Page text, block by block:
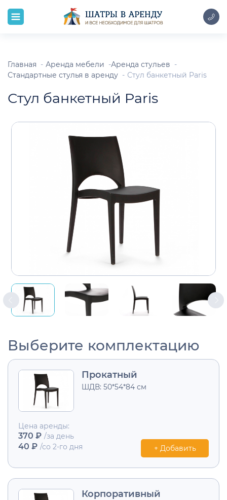
Главная Аренда мебели
Аренда стульев
Стандартные стулья в аренду
Стул банкетный Paris
Стул банкетный Paris
Выберите комплектацию
Прокатный
ШДВ: 50*54*84 см
Цена аренды:
370 ₽ /за день
40 ₽ /со 2-го дня + Добавить
Корпоративный